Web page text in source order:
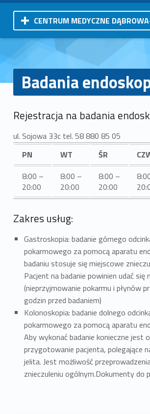
CENTRUM MEDYCZNE
Badania
Rejestracja na badania
ul. Sojowa 33c tel. 58 880 85 05
PN
WT ŚR
8:00 –
20:00
8:00 –
20:00
8:00 –
20:00
Zakres usług:
Gastroskopia: badanie górnego
pokarmowego za pomocą aparatu
badaniu stosuje się miejscowe
Pacjent na badanie powinien udać się
(nieprzyjmowanie pokarmu i płynów
godzin przed badaniem)
Kolonoskopia: badanie dolnego
pokarmowego za pomocą aparatu
Aby wykonać badanie konieczne jest
przygotowanie pacjenta, polegające
jelita. Jest możliwość
znieczuleniu ogólnym.Dokumenty do